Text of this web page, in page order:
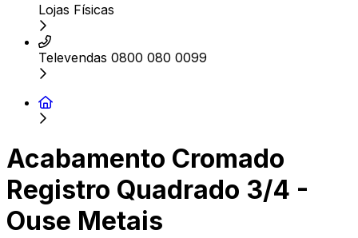
Lojas Físicas
Televendas 0800 080 0099
Acabamento Cromado
Registro Quadrado 3/4 -
Ouse Metais